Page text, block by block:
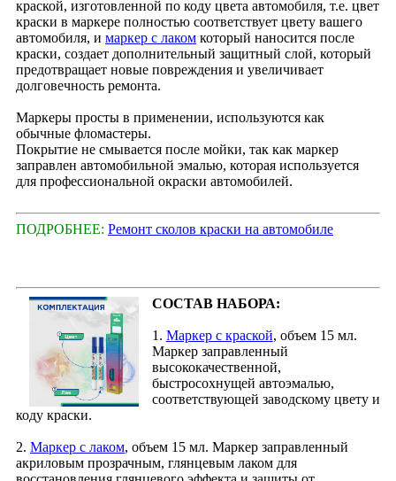
краской, изготовленной по коду цвета автомобиля, т.е. цвет
краски в маркере полностью соответствует цвету вашего
автомобиля, и маркер с лаком который наносится после
краски, создает дополнительный защитный слой, который
предотвращает новые повреждения и увеличивает
долговечность ремонта.
Маркеры просты в применении, используются как
обычные фломастеры.
Покрытие не смывается после мойки, так как маркер
заправлен автомобильной эмалью, которая используется
для профессиональной окраски автомобилей.
ПОДРОБНЕЕ: Ремонт сколов краски на автомобиле
СОСТАВ НАБОРА:
1. Маркер с краской, объем 15 мл.
Маркер заправленный
высококачественной,
быстросохнущей автоэмалью,
соответствующей заводскому цвету и
коду краски.
2. Маркер с лаком, объем 15 мл. Маркер заправленный
акриловым прозрачным, глянцевым лаком для